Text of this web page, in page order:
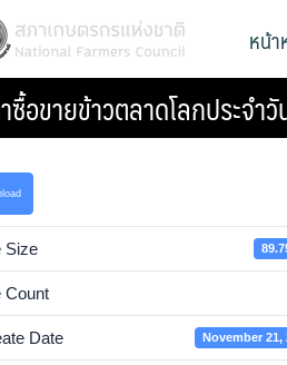
กษตรกรแห่งชาติ
Farmers Council หน้
ซื้อขายข้าวตลาดโลกประจ
Size
Count
Date November 21,